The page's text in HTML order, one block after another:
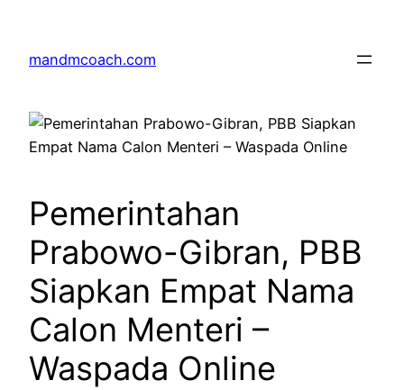
content
mandmcoach.com
Pemerintahan
Prabowo-Gibran, PBB
Siapkan Empat Nama
Calon Menteri –
Waspada Online